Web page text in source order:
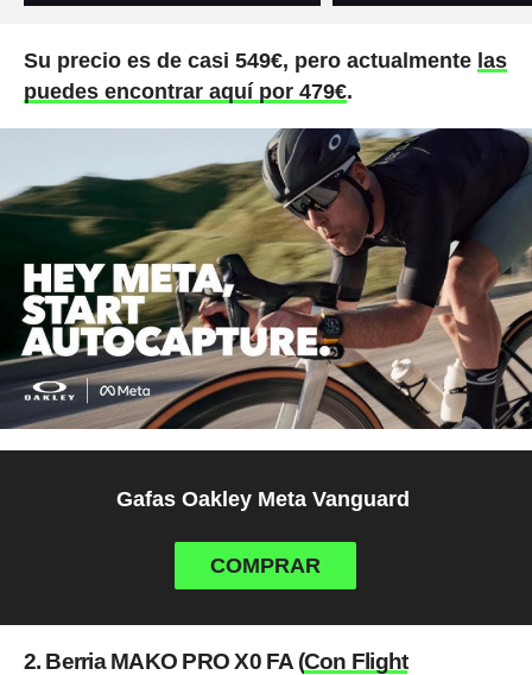
Su precio es de casi 549€, pero actualmente las
puedes encontrar aquí por 479€.
Gafas Oakley Meta Vanguard
COMPRAR
2. Berria MAKO PRO X0 FA (Con Flight